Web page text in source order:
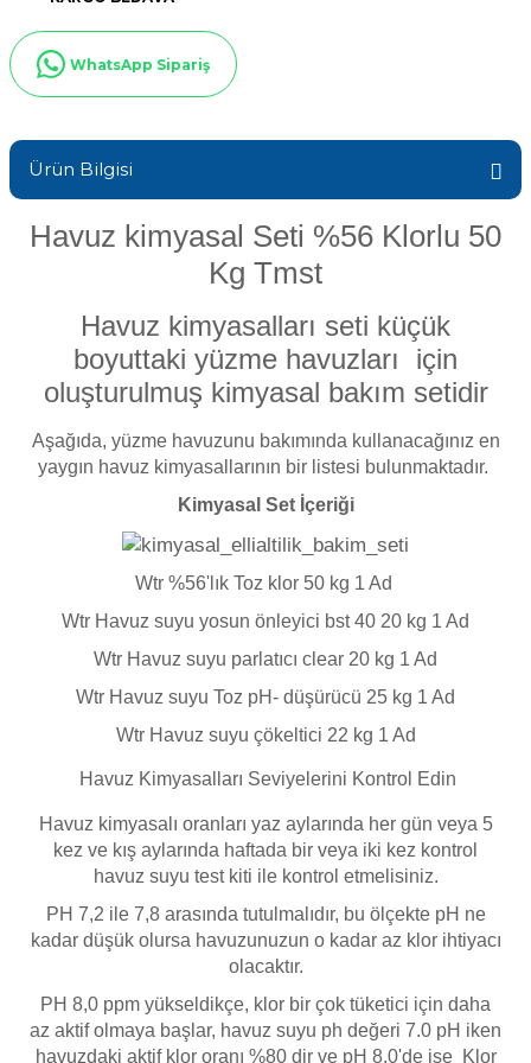
Gemaş Havuz
Wtr Havuz Kimyasalları Setleri
Ayak Dezenfektanı
Havuz Kış Kimyasalı
Süper Pool
Tuz
Temizleyici
Havuz Elektrik
Havuz
Bahçe Süs Havuzu
Endüstriyel Blower
Bahçe Havuz
Dalgıç Pompa
Dezenfeksiyon
Havuz Güvenlik
WhatsApp Sipariş
Ürün Bilgisi
Havuz kimyasal Seti %56 Klorlu 50
Kg Tmst
Havuz kimyasalları seti küçük
boyuttaki yüzme havuzları için
oluşturulmuş kimyasal bakım setidir
Aşağıda, yüzme havuzunu bakımında kullanacağınız en
yaygın havuz kimyasallarının bir listesi bulunmaktadır.
Kimyasal Set İ çeriği
Wtr %56'lık Toz klor 50 kg 1 Ad
Wtr Havuz suyu yosun önleyici bst 40 20 kg 1 Ad
Wtr Havuz suyu parlatıcı clear 20 kg 1 Ad
Wtr Havuz suyu Toz pH- düşürücü 25 kg 1 Ad
Wtr Havuz suyu çökeltici 22 kg 1 Ad
Havuz Kimyasalları Seviyelerini Kontrol Edin
Havuz kimyasalı oranları yaz aylarında her gün veya 5
kez ve kış aylarında haftada bir veya iki kez kontrol
havuz suyu test kiti ile kontrol etmelisiniz.
PH 7,2 ile 7,8 arasında tutulmalıdır, bu ölçekte pH ne
kadar düşük olursa havuzunuzun o kadar az klor ihtiyacı
olacaktır.
PH 8,0 ppm yükseldikçe, klor bir çok tüketici için daha
az aktif olmaya başlar, havuz suyu ph değeri 7.0 pH iken
havuzdaki aktif klor oranı %80 dir ve pH 8.0'de ise Klor